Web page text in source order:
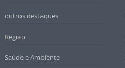
outros destaques
Região
Saúde e Ambiente